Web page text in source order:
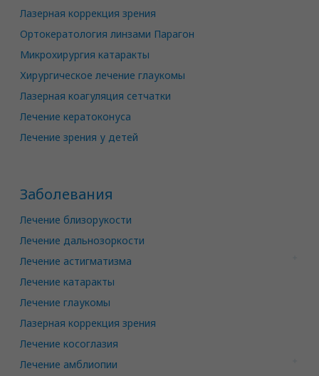
Лазерная коррекция зрения
Ортокератология линзами Парагон
Микрохирургия катаракты
Хирургическое лечение глаукомы
Лазерная коагуляция сетчатки
Лечение кератоконуса
Лечение зрения у детей
Заболевания
Лечение близорукости
Лечение дальнозоркости
Лечение астигматизма
Лечение катаракты
Лечение глаукомы
Лазерная коррекция зрения
Лечение косоглазия
Лечение амблиопии